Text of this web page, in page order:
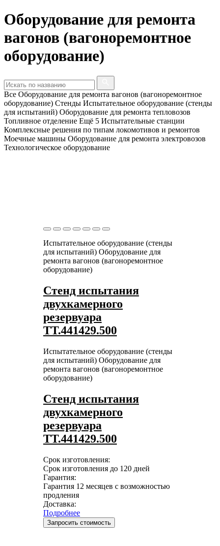
Оборудование для ремонта
вагонов (вагоноремонтное
оборудование)
Все Оборудование для ремонта вагонов (вагоноремонтное
оборудование) Стенды Испытательное оборудование (стенды
для испытаний) Оборудование для ремонта тепловозов
Топливное отделение Ещё 5 Испытательные станции
Комплексные решения по типам локомотивов и ремонтов
Моечные машины Оборудование для ремонта электровозов
Технологическое оборудование
Испытательное оборудование (стенды
для испытаний) Оборудование для
ремонта вагонов (вагоноремонтное
оборудование)
Стенд испытания
двухкамерного
резервуара
ТТ.441429.500
Испытательное оборудование (стенды
для испытаний) Оборудование для
ремонта вагонов (вагоноремонтное
оборудование)
Стенд испытания
двухкамерного
резервуара
ТТ.441429.500
Срок изготовления:
Срок изготовления до 120 дней
Гарантия:
Гарантия 12 месяцев с возможностью
продления
Доставка:
Подробнее
Запросить стоимость